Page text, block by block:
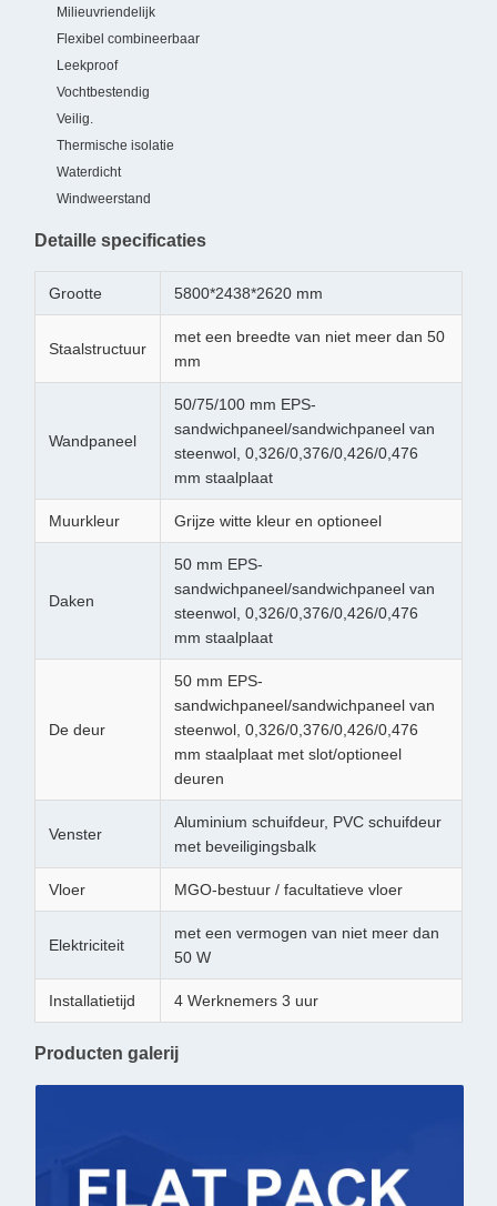
Milieuvriendelijk
Flexibel combineerbaar
Leekproof
Vochtbestendig
Veilig.
Thermische isolatie
Waterdicht
Windweerstand
Detaille specificaties
Grootte 5800*2438*2620 mm
Staalstructuur
met een breedte van niet meer dan 50
mm
Wandpaneel
50/75/100 mm EPS-
sandwichpaneel/sandwichpaneel van
steenwol, 0,326/0,376/0,426/0,476
mm staalplaat
Muurkleur Grijze witte kleur en optioneel
Daken
50 mm EPS-
sandwichpaneel/sandwichpaneel van
steenwol, 0,326/0,376/0,426/0,476
mm staalplaat
De deur
50 mm EPS-
sandwichpaneel/sandwichpaneel van
steenwol, 0,326/0,376/0,426/0,476
mm staalplaat met slot/optioneel
deuren
Venster
Aluminium schuifdeur, PVC schuifdeur
met beveiligingsbalk
Vloer MGO-bestuur / facultatieve vloer
Elektriciteit
met een vermogen van niet meer dan
50 W
Installatietijd 4 Werknemers 3 uur
Producten galerij